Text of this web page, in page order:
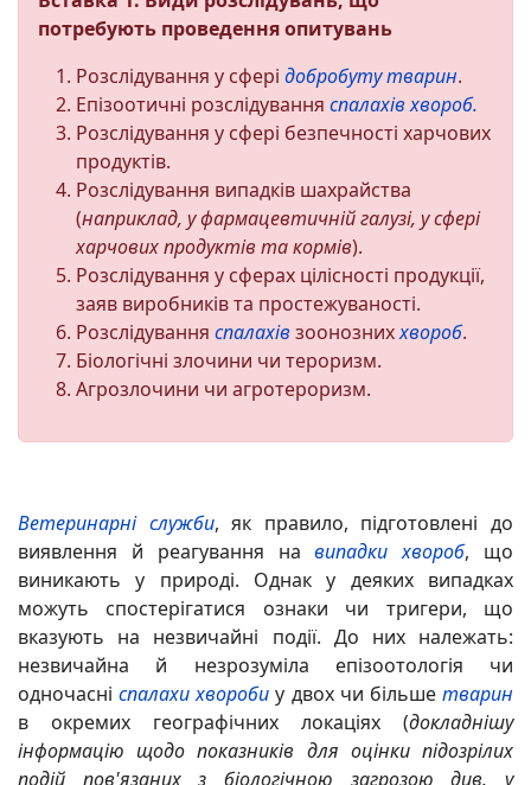
потребують проведення опитувань
Розслідування у сфері добробуту тварин.
Епізоотичні розслідування спалахівхвороб.
Розслідування у сфері безпечності харчових
продуктів.
Розслідування випадків шахрайства
(наприклад, у фармацевтичній галузі, у сфері
харчових продуктів та кормів).
Розслідування у сферах цілісності продукції,
заяв виробників та простежуваності.
Розслідування спалахівзоонозниххвороб.
Біологічні злочини чи тероризм.
Агрозлочини чи агротероризм.
Ветеринарні служби, як правило, підготовлені до
виявлення й реагування навипадки хвороб, що
виникають у природі. Однак у деяких випадках
можуть спостерігатися ознаки чи тригери, що
вказують на незвичайні події. До них належать:
незвичайна й незрозуміла епізоотологія чи
одночасніспалахи хвороби у двох чи більшетварин
в окремих географічних локаціях (докладнішу
інформацію щодо показників для оцінки підозрілих
подій пов'язаних з біологічною загрозою див. у